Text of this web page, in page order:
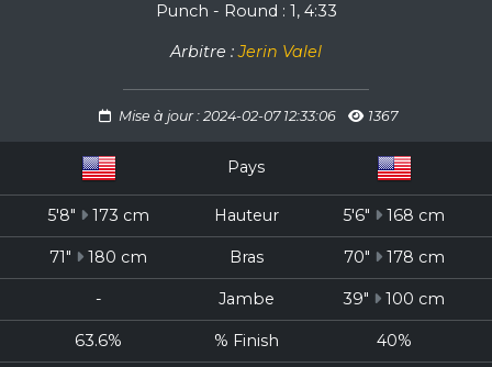
Punch - Round : 1, 4:33
Arbitre :Jerin Valel
Mise à jour : 2024-02-07 12:33:06 1367
Pays
5'8" 173 cm Hauteur 5'6" 168 cm
71" 180 cm Bras 70" 178 cm
- Jambe 39" 100 cm
63.6% % Finish 40%